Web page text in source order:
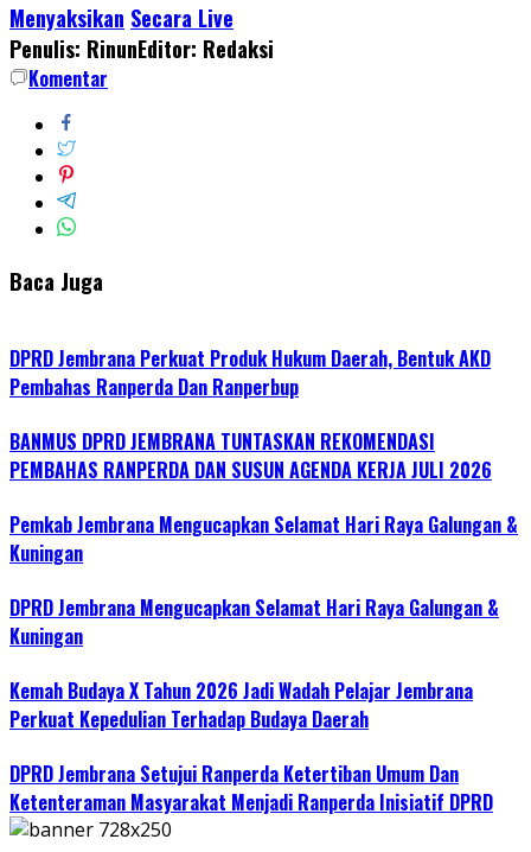
Menyaksikan Secara Live
Penulis: RinunEditor: Redaksi
Komentar
Baca Juga
DPRD Jembrana Perkuat Produk Hukum Daerah, Bentuk AKD
Pembahas Ranperda Dan Ranperbup
BANMUS DPRD JEMBRANA TUNTASKAN REKOMENDASI
PEMBAHAS RANPERDA DAN SUSUN AGENDA KERJA JULI 2026
Pemkab Jembrana Mengucapkan Selamat Hari Raya Galungan &
Kuningan
DPRD Jembrana Mengucapkan Selamat Hari Raya Galungan &
Kuningan
Kemah Budaya X Tahun 2026 Jadi Wadah Pelajar Jembrana
Perkuat Kepedulian Terhadap Budaya Daerah
DPRD Jembrana Setujui Ranperda Ketertiban Umum Dan
Ketenteraman Masyarakat Menjadi Ranperda Inisiatif DPRD